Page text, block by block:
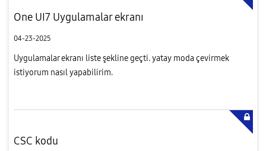
One UI7 Uygulamalar ekranı
04-23-2025
Uygulamalar ekranı liste şekline geçti. yatay moda çevirmek
istiyorum nasıl yapabilirim.
CSC kodu